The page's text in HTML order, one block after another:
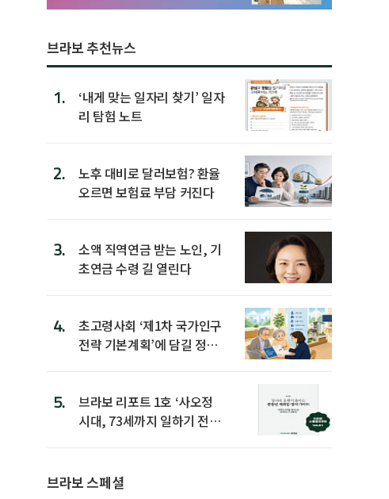
브라보 추천뉴스
1.
‘내게 맞는 일자리 찾기’ 일자
리 탐험 노트
2.
노후 대비로 달러보험? 환율
오르면 보험료 부담 커진다
3.
소액 직역연금 받는 노인, 기
초연금 수령 길 열린다
4.
초고령사회 ‘제1차 국가인구
전략 기본계획’에 담길 정책
5.
브라보 리포트 1호 ‘사오정
시대, 73세까지 일하기 전략’
브라보 스페셜